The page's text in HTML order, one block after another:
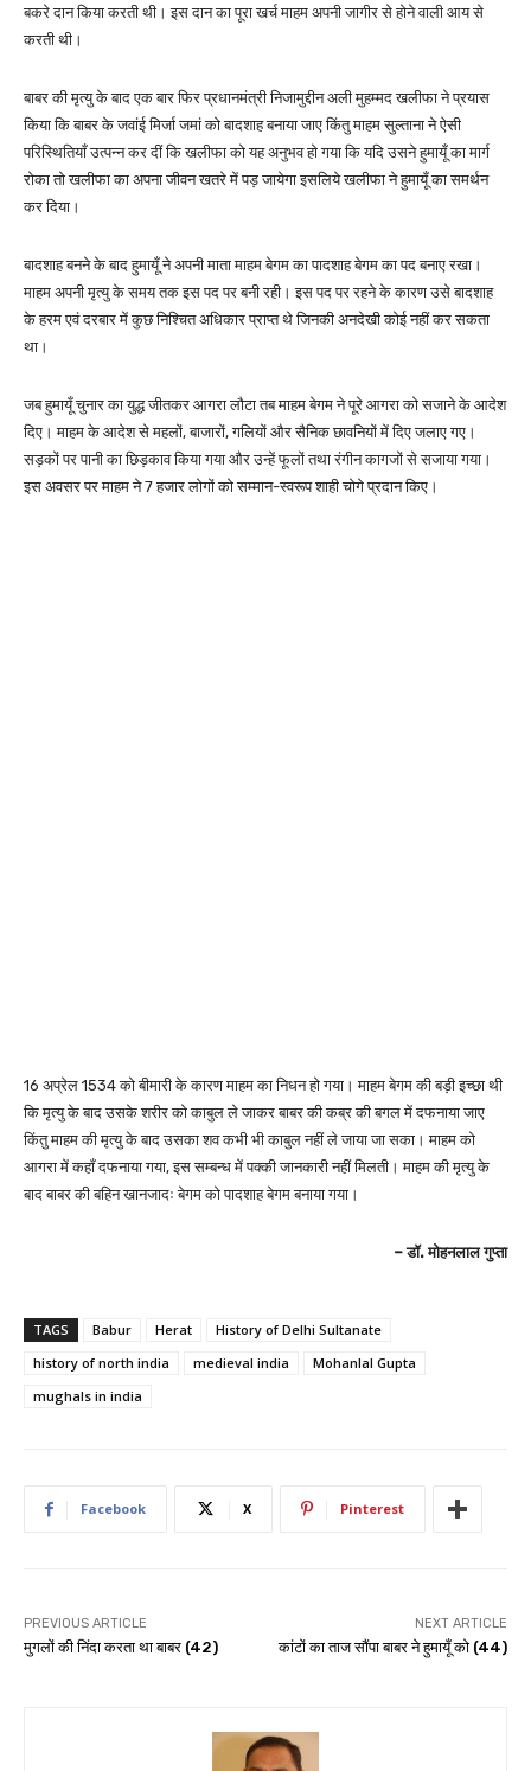
बकरे दान किया करती थी। इस दान का पूरा खर्च माहम अपनी जागीर से होने वाली आय से
करती थी।
बाबर की मृत्यु के बाद एक बार फिर प्रधानमंत्री निजामुद्दीन अली मुहम्मद खलीफा ने प्रयास
किया कि बाबर के जवांई मिर्जा जमां को बादशाह बनाया जाए किंतु माहम सुल्ताना ने ऐसी
परिस्थितियाँ उत्पन्न कर दीं कि खलीफा को यह अनुभव हो गया कि यदि उसने हुमायूँ का मार्ग
रोका तो खलीफा का अपना जीवन खतरे में पड़ जायेगा इसलिये खलीफा ने हुमायूँ का समर्थन
कर दिया।
बादशाह बनने के बाद हुमायूँ ने अपनी माता माहम बेगम का पादशाह बेगम का पद बनाए रखा।
माहम अपनी मृत्यु के समय तक इस पद पर बनी रही। इस पद पर रहने के कारण उसे बादशाह
के हरम एवं दरबार में कुछ निश्चित अधिकार प्राप्त थे जिनकी अनदेखी कोई नहीं कर सकता
था।
जब हुमायूँ चुनार का युद्ध जीतकर आगरा लौटा तब माहम बेगम ने पूरे आगरा को सजाने के आदेश
दिए। माहम के आदेश से महलों, बाजारों, गलियों और सैनिक छावनियों में दिए जलाए गए।
सड़कों पर पानी का छिड़काव किया गया और उन्हें फूलों तथा रंगीन कागजों से सजाया गया।
इस अवसर पर माहम ने 7 हजार लोगों को सम्मान-स्वरूप शाही चोगे प्रदान किए।
16 अप्रेल 1534 को बीमारी के कारण माहम का निधन हो गया। माहम बेगम की बड़ी इच्छा थी
कि मृत्यु के बाद उसके शरीर को काबुल ले जाकर बाबर की कब्र की बगल में दफनाया जाए
किंतु माहम की मृत्यु के बाद उसका शव कभी भी काबुल नहीं ले जाया जा सका। माहम को
आगरा में कहाँ दफनाया गया, इस सम्बन्ध में पक्की जानकारी नहीं मिलती। माहम की मृत्यु के
बाद बाबर की बहिन खानजादः बेगम को पादशाह बेगम बनाया गया।
– डॉ. मोहनलाल गुप्ता
TAGS Babur Herat
History of Delhi Sultanate
history of north india
medieval india
Mohanlal Gupta
mughals in india
Facebook X Pinterest
PREVIOUS ARTICLE
मुगलों की निंदा करता था बाबर (42)
NEXT ARTICLE
कांटों का ताज सौंपा बाबर ने हुमायूँ को (44)